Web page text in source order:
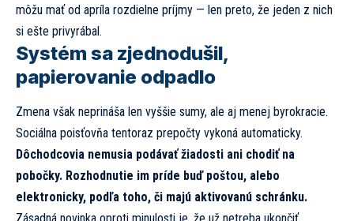
môžu mať od apríla rozdielne príjmy — len preto, že jeden z nich
si ešte privyrábal.
Systém sa zjednodušil,
papierovanie odpadlo
Zmena však neprináša len vyššie sumy, ale aj menej byrokracie.
Sociálna poisťovňa tentoraz prepočty vykoná automaticky.
Dôchodcovia nemusia podávať žiadosti ani chodiť na
pobočky. Rozhodnutie im príde buď poštou, alebo
elektronicky, podľa toho, či majú aktivovanú schránku.